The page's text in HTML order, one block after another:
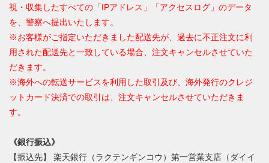
視・収集したすべての「IPアドレス」「アクセスログ」のデータ
を、警察へ提出いたします。
※お客様がご指定いただきました配送先が、過去に不正注文に利
用された配送先と一致している場合、注文キャンセルさせていた
だきます。
※海外への転送サービスを利用した取引及び、海外発行のクレジ
ットカード決済での取引は、注文キャンセルさせていただきま
す。
《銀行振込》
【振込先】 楽天銀行（ラクテンギンコウ）第一営業支店（ダイイ